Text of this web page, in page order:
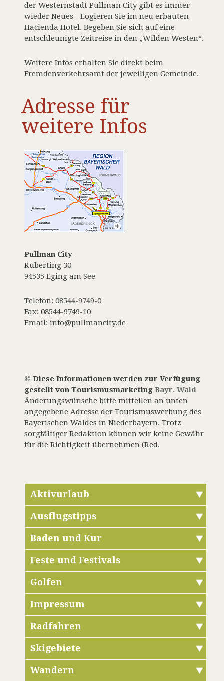
der Westernstadt Pullman City gibt es immer
wieder Neues - Logieren Sie im neu erbauten
Hacienda Hotel. Begeben Sie sich auf eine
entschleunigte Zeitreise in den „Wilden Westen“.
Weitere Infos erhalten Sie direkt beim
Fremdenverkehrsamt der jeweiligen Gemeinde.
Adresse für
weitere Infos
Pullman City
Ruberting 30
94535 Eging am See
Telefon: 08544-9749-0
Fax: 08544-9749-10
Email: info@pullmancity.de
© Diese Informationen werden zur Verfügung
gestellt von Tourismusmarketing Bayr. Wald
Änderungswünsche bitte mitteilen an unten
angegebene Adresse der Tourismuswerbung des
Bayerischen Waldes in Niederbayern. Trotz
sorgfältiger Redaktion können wir keine Gewähr
für die Richtigkeit übernehmen (Red.
Aktivurlaub
Ausflugstipps
Baden und Kur
Feste und Festivals
Golfen
Impressum
Radfahren
Skigebiete
Wandern